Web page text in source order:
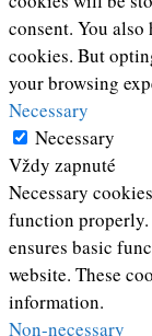
consent. You
cookies. But
your browsing
Necessary
Necessary
Vždy zapnuté
Necessary
function
ensures basic
website. These
information.
Non-necessary